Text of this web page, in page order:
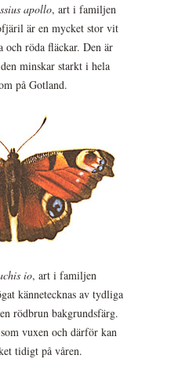
apollo, art i familjen
är en mycket stor vit
och röda fläckar. Den är
minskar starkt i hela
på Gotland.
io, art i familjen
kännetecknas av tydliga
rödbrun bakgrundsfärg.
vuxen och därför kan
tidigt på våren.